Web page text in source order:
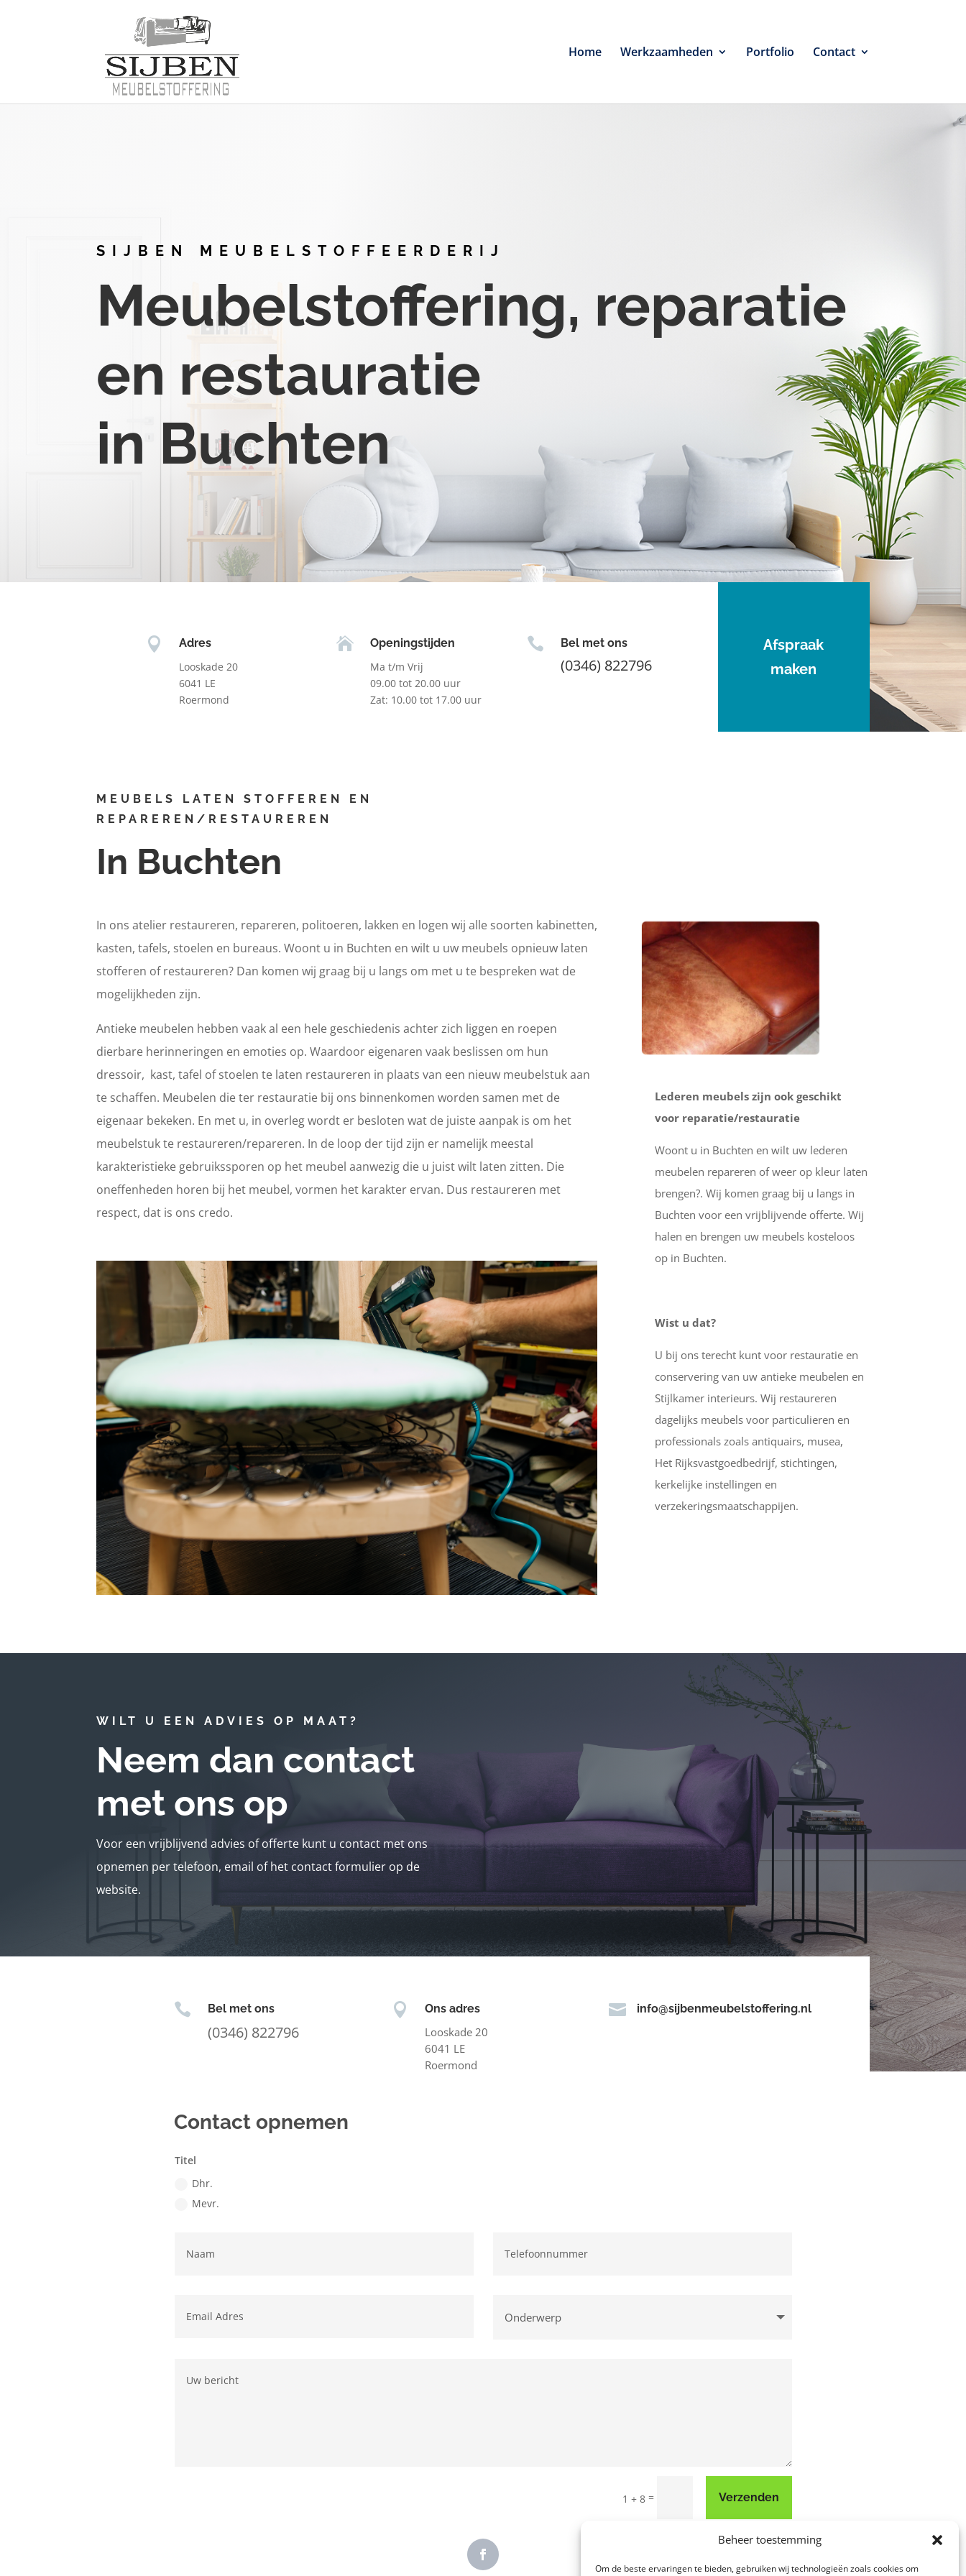
Beheer toestemming
Om de beste ervaringen te bieden, gebruiken wij technologieën zoals cookies om
Home Werkzaamheden Portfolio Contact
SIJBEN MEUBELSTOFFEERDERIJ
Meubelstoffering, reparatie
en restauratie
in Buchten

Adres
Looskade 20
6041 LE
Roermond

Openingstijden
Ma t/m Vrij
09.00 tot 20.00 uur
Zat: 10.00 tot 17.00 uur
 Bel met ons
(0346) 822796
Afspraak
maken
MEUBELS LATEN STOFFEREN EN
REPAREREN/RESTAUREREN
In Buchten
In ons atelier restaureren, repareren, politoeren, lakken en logen wij alle soorten kabinetten,
kasten, tafels, stoelen en bureaus. Woont u in Buchten en wilt u uw meubels opnieuw laten
stofferen of restaureren? Dan komen wij graag bij u langs om met u te bespreken wat de
mogelijkheden zijn.
Antieke meubelen hebben vaak al een hele geschiedenis achter zich liggen en roepen
dierbare herinneringen en emoties op. Waardoor eigenaren vaak beslissen om hun
dressoir, kast, tafel of stoelen te laten restaureren in plaats van een nieuw meubelstuk aan
te schaffen. Meubelen die ter restauratie bij ons binnenkomen worden samen met de
eigenaar bekeken. En met u, in overleg wordt er besloten wat de juiste aanpak is om het
meubelstuk te restaureren/repareren. In de loop der tijd zijn er namelijk meestal
karakteristieke gebruikssporen op het meubel aanwezig die u juist wilt laten zitten. Die
oneffenheden horen bij het meubel, vormen het karakter ervan. Dus restaureren met
respect, dat is ons credo.
Lederen meubels zijn ook geschikt
voor reparatie/restauratie
Woont u in Buchten en wilt uw lederen
meubelen repareren of weer op kleur laten
brengen?. Wij komen graag bij u langs in
Buchten voor een vrijblijvende offerte. Wij
halen en brengen uw meubels kosteloos
op in Buchten.
Wist u dat?
U bij ons terecht kunt voor restauratie en
conservering van uw antieke meubelen en
Stijlkamer interieurs. Wij restaureren
dagelijks meubels voor particulieren en
professionals zoals antiquairs, musea,
Het Rijksvastgoedbedrijf, stichtingen,
kerkelijke instellingen en
verzekeringsmaatschappijen.
WILT U EEN ADVIES OP MAAT?
Neem dan contact
met ons op
Voor een vrijblijvend advies of offerte kunt u contact met ons
opnemen per telefoon, email of het contact formulier op de
website.
 Bel met ons
(0346) 822796
 Ons adres
Looskade 20
6041 LE
Roermond
 info@sijbenmeubelstoffering.nl
Contact opnemen
Titel
Dhr.
Mevr.
1 + 8 = Verzenden